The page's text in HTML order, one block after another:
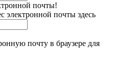
почты!
электронной почты здесь
почту в браузере для